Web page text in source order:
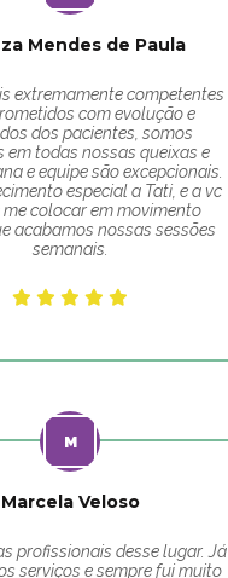
Mendes de Paula
extremamente competentes
com evolução e
dos pacientes, somos
em todas nossas queixas e
e equipe são excepcionais.
especial a Tati, e a vc
me colocar em movimento
acabamos nossas sessões
semanais.
Marcela Veloso
profissionais desse lugar. Já
serviços e sempre fui muito